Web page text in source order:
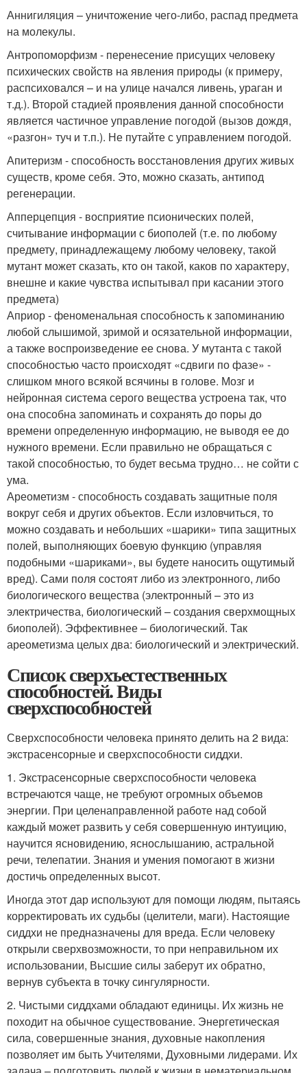
Аннигиляция – уничтожение чего-либо, распад предмета
на молекулы.
Антропоморфизм - перенесение присущих человеку
психических свойств на явления природы (к примеру,
распсиховался – и на улице начался ливень, ураган и
т.д.). Второй стадией проявления данной способности
является частичное управление погодой (вызов дождя,
«разгон» туч и т.п.). Не путайте с управлением погодой.
Апитеризм - способность восстановления других живых
существ, кроме себя. Это, можно сказать, антипод
регенерации.
Апперцепция - восприятие псионических полей,
считывание информации с биополей (т.е. по любому
предмету, принадлежащему любому человеку, такой
мутант может сказать, кто он такой, каков по характеру,
внешне и какие чувства испытывал при касании этого
предмета)
Априор - феноменальная способность к запоминанию
любой слышимой, зримой и осязательной информации,
а также воспроизведение ее снова. У мутанта с такой
способностью часто происходят «сдвиги по фазе» -
слишком много всякой всячины в голове. Мозг и
нейронная система серого вещества устроена так, что
она способна запоминать и сохранять до поры до
времени определенную информацию, не выводя ее до
нужного времени. Если правильно не обращаться с
такой способностью, то будет весьма трудно… не сойти с
ума.
Ареометизм - способность создавать защитные поля
вокруг себя и других объектов. Если изловчиться, то
можно создавать и небольших «шарики» типа защитных
полей, выполняющих боевую функцию (управляя
подобными «шариками», вы будете наносить ощутимый
вред). Сами поля состоят либо из электронного, либо
биологического вещества (электронный – это из
электричества, биологический – создания сверхмощных
биополей). Эффективнее – биологический. Так
ареометизма целых два: биологический и электрический.
Список сверхъестественных
способностей. Виды
сверхспособностей
Сверхспособности человека принято делить на 2 вида:
экстрасенсорные и сверхспособности сиддхи.
1. Экстрасенсорные сверхспособности человека
встречаются чаще, не требуют огромных объемов
энергии. При целенаправленной работе над собой
каждый может развить у себя совершенную интуицию,
научится ясновидению, яснослышанию, астральной
речи, телепатии. Знания и умения помогают в жизни
достичь определенных высот.
Иногда этот дар используют для помощи людям, пытаясь
корректировать их судьбы (целители, маги). Настоящие
сиддхи не предназначены для вреда. Если человеку
открыли сверхвозможности, то при неправильном их
использовании, Высшие силы заберут их обратно,
вернув субъекта в точку сингулярности.
2. Чистыми сиддхами обладают единицы. Их жизнь не
походит на обычное существование. Энергетическая
сила, совершенные знания, духовные накопления
позволяет им быть Учителями, Духовными лидерами. Их